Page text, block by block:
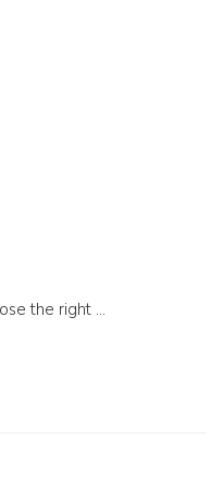
Parmigiano Reggiano: how to choose the right one